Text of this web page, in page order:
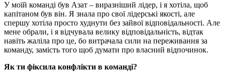
У моїй команді був Азат – виразніший лідер, і я хотіла, щоб
капітаном був він. Я знала про свої лідерські якості, але
спершу хотіла просто худнути без зайвої відповідальності. Але
мене обрали, і я відчувала велику відповідальність, відтак
навіть жаліла про це, бо витрачала сили на переживання за
команду, замість того щоб думати про власний відпочинок.
Як ти фіксила конфлікти в команді?